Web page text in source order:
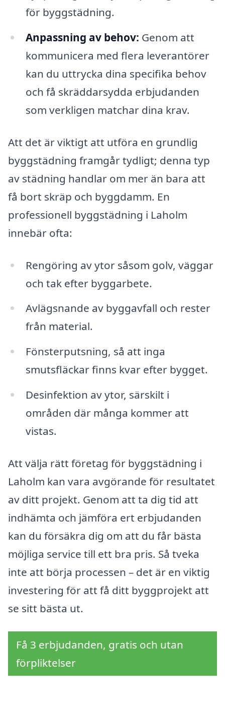
för byggstädning.
Anpassning av behov: Genom att
kommunicera med flera leverantörer
kan du uttrycka dina specifika behov
och få skräddarsydda erbjudanden
som verkligen matchar dina krav.
Att det är viktigt att utföra en grundlig
byggstädning framgår tydligt; denna typ
av städning handlar om mer än bara att
få bort skräp och byggdamm. En
professionell byggstädning i Laholm
innebär ofta:
Rengöring av ytor såsom golv, väggar
och tak efter byggarbete.
Avlägsnande av byggavfall och rester
från material.
Fönsterputsning, så att inga
smutsfläckar finns kvar efter bygget.
Desinfektion av ytor, särskilt i
områden där många kommer att
vistas.
Att välja rätt företag för byggstädning i
Laholm kan vara avgörande för resultatet
av ditt projekt. Genom att ta dig tid att
indhämta och jämföra ert erbjudanden
kan du försäkra dig om att du får bästa
möjliga service till ett bra pris. Så tveka
inte att börja processen – det är en viktig
investering för att få ditt byggprojekt att
se sitt bästa ut.
Få 3 erbjudanden, gratis och utan
förpliktelser